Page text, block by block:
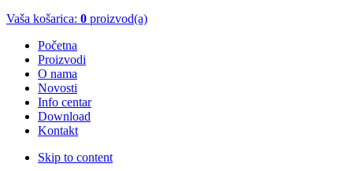
Vaša košarica: 0 proizvod(a)
Početna
Proizvodi
O nama
Novosti
Info centar
Download
Kontakt
Skip to content